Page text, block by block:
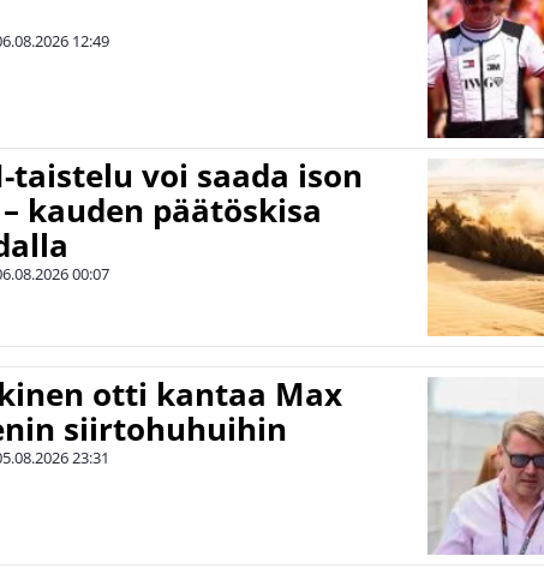
12:49
taistelu voi saada ison
kauden päätöskisa
00:07
otti kantaa Max
siirtohuhuihin
23:31